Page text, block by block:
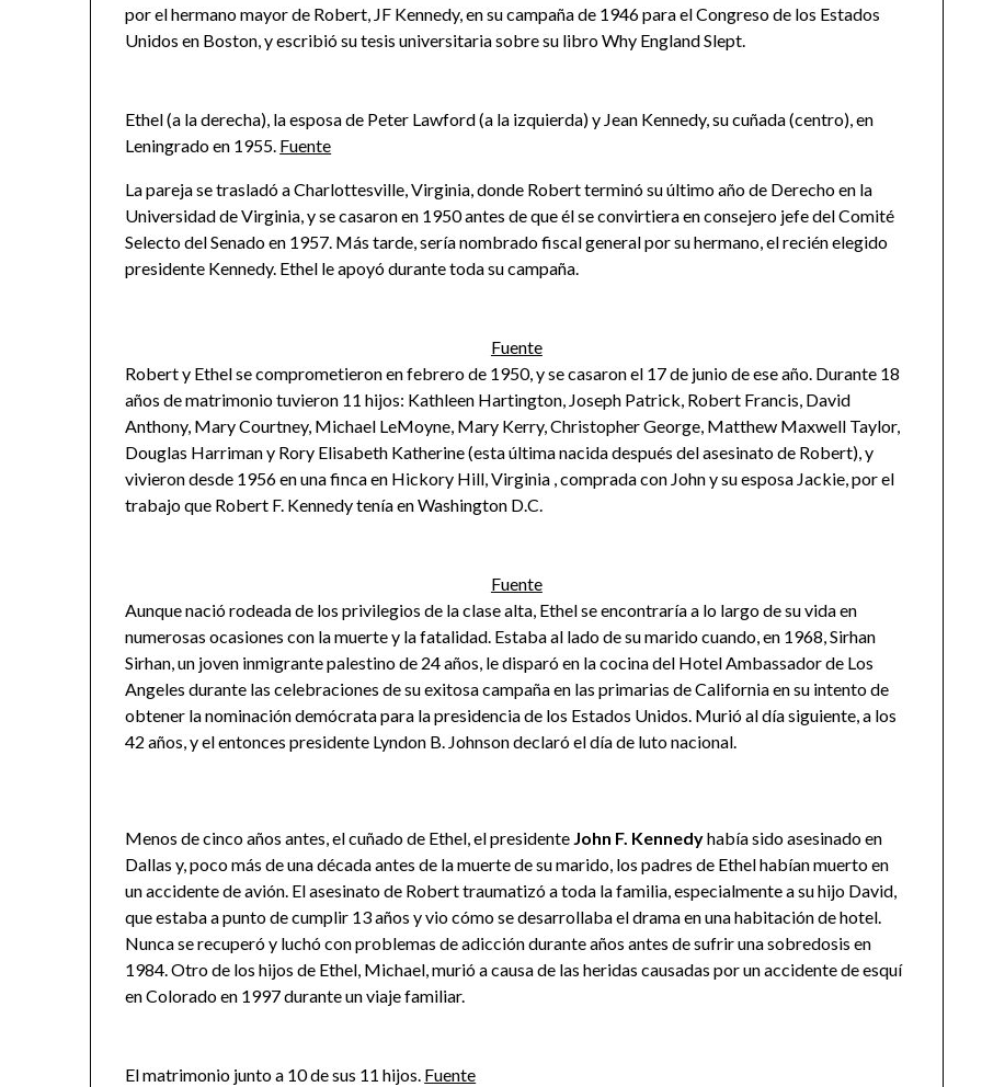
por el hermano mayor de Robert, JF Kennedy, en su campaña de 1946 para el Congreso de los Estados
Unidos en Boston, y escribió su tesis universitaria sobre su libro Why England Slept.
Ethel (a la derecha), la esposa de Peter Lawford (a la izquierda) y Jean Kennedy, su cuñada (centro), en
Leningrado en 1955. Fuente
La pareja se trasladó a Charlottesville, Virginia, donde Robert terminó su último año de Derecho en la
Universidad de Virginia, y se casaron en 1950 antes de que él se convirtiera en consejero jefe del Comité
Selecto del Senado en 1957. Más tarde, sería nombrado fiscal general por su hermano, el recién elegido
presidente Kennedy. Ethel le apoyó durante toda su campaña.
Fuente
Robert y Ethel se comprometieron en febrero de 1950, y se casaron el 17 de junio de ese año. Durante 18
años de matrimonio tuvieron 11 hijos: Kathleen Hartington, Joseph Patrick, Robert Francis, David
Anthony, Mary Courtney, Michael LeMoyne, Mary Kerry, Christopher George, Matthew Maxwell Taylor,
Douglas Harriman y Rory Elisabeth Katherine (esta última nacida después del asesinato de Robert), y
vivieron desde 1956 en una finca en Hickory Hill, Virginia , comprada con John y su esposa Jackie,​ por el
trabajo que Robert F. Kennedy tenía en Washington D.C.
Fuente
Aunque nació rodeada de los privilegios de la clase alta, Ethel se encontraría a lo largo de su vida en
numerosas ocasiones con la muerte y la fatalidad. Estaba al lado de su marido cuando, en 1968, Sirhan
Sirhan, un joven inmigrante palestino de 24 años, le disparó en la cocina del Hotel Ambassador de Los
Angeles durante las celebraciones de su exitosa campaña en las primarias de California en su intento de
obtener la nominación demócrata para la presidencia de los Estados Unidos. Murió al día siguiente, a los
42 años, y el entonces presidente Lyndon B. Johnson declaró el día de luto nacional.
Menos de cinco años antes, el cuñado de Ethel, el presidente John F. Kennedyhabía sido asesinado en
Dallas y, poco más de una década antes de la muerte de su marido, los padres de Ethel habían muerto en
un accidente de avión. El asesinato de Robert traumatizó a toda la familia, especialmente a su hijo David,
que estaba a punto de cumplir 13 años y vio cómo se desarrollaba el drama en una habitación de hotel.
Nunca se recuperó y luchó con problemas de adicción durante años antes de sufrir una sobredosis en
1984. Otro de los hijos de Ethel, Michael, murió a causa de las heridas causadas por un accidente de esquí
en Colorado en 1997 durante un viaje familiar.
El matrimonio junto a 10 de sus 11 hijos. Fuente